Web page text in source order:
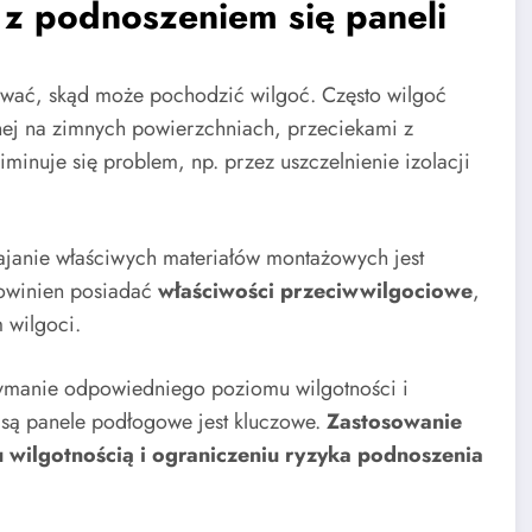
podnoszeniem się paneli
skąd może pochodzić wilgoć. Często wilgoć
na zimnych powierzchniach, przeciekami z
się problem, np. przez uszczelnienie izolacji
właściwych materiałów montażowych jest
posiadać właściwości przeciwwilgociowe,
wilgoci.
odpowiedniego poziomu wilgotności i
panele podłogowe jest kluczowe. Zastosowanie
i ograniczeniu ryzyka podnoszenia